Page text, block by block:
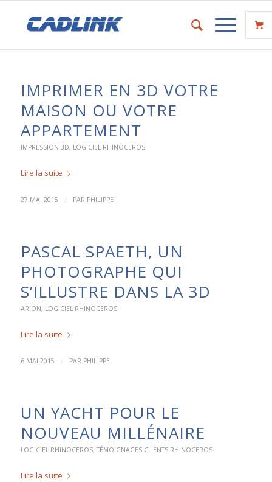
IMPRIMER EN 3D VOTRE
MAISON OU VOTRE
APPARTEMENT
IMPRESSION 3D, LOGICIEL RHINOCEROS
Lire la suite
27 MAI 2015 / PAR PHILIPPE
PASCAL SPAETH, UN
PHOTOGRAPHE QUI
S’ILLUSTRE DANS LA 3D
ARION, LOGICIEL RHINOCEROS
Lire la suite
6 MAI 2015 / PAR PHILIPPE
UN YACHT POUR LE
NOUVEAU MILLÉNAIRE
LOGICIEL RHINOCEROS, TÉMOIGNAGES CLIENTS RHINOCEROS
Lire la suite